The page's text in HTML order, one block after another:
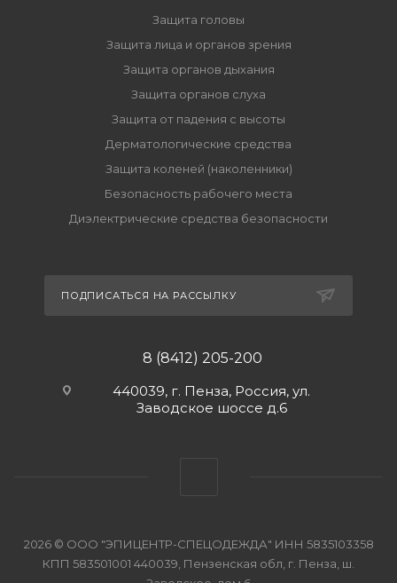
Защита головы
Защита лица и органов зрения
Защита органов дыхания
Защита органов слуха
Защита от падения с высоты
Дерматологические средства
Защита коленей (наколенники)
Безопасность рабочего места
Диэлектрические средства безопасности
ПОДПИСАТЬСЯ НА РАССЫЛКУ
8 (8412) 205-200
440039, г. Пенза, Россия, ул.
Заводское шоссе д.6
2026 © ООО "ЭПИЦЕНТР-СПЕЦОДЕЖДА" ИНН 5835103358
КПП 583501001 440039, Пензенская обл, г. Пенза, ш.